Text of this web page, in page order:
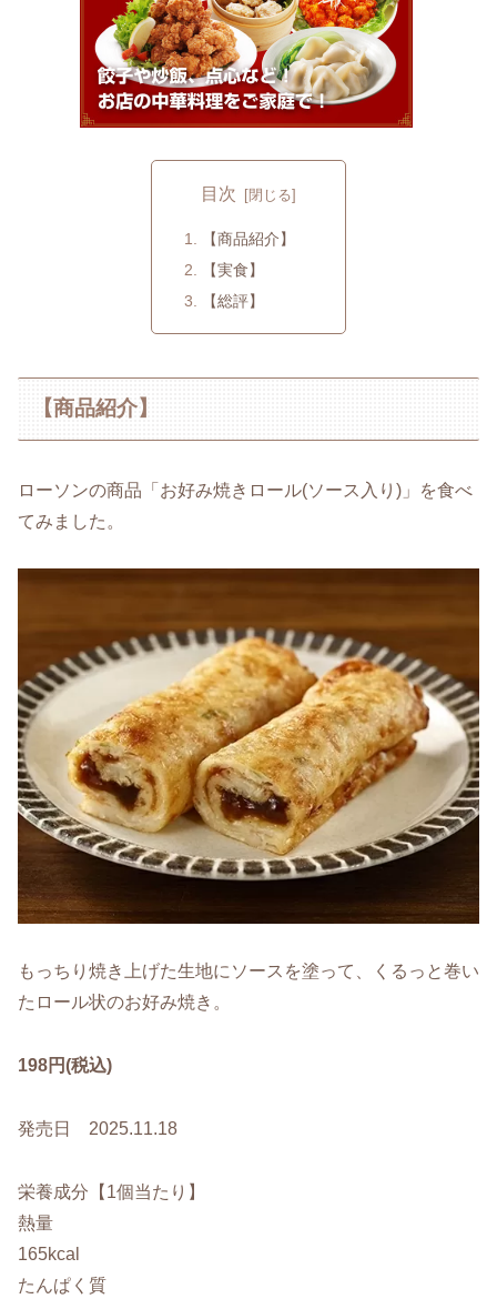
目次
【商品紹介】
【実食】
【総評】
【商品紹介】
ローソンの商品「お好み焼きロール(ソース入り)」を食べ
てみました。
もっちり焼き上げた生地にソースを塗って、くるっと巻い
たロール状のお好み焼き。
198円(税込)
発売日 2025.11.18
栄養成分【1個当たり】
熱量
165kcal
たんぱく質